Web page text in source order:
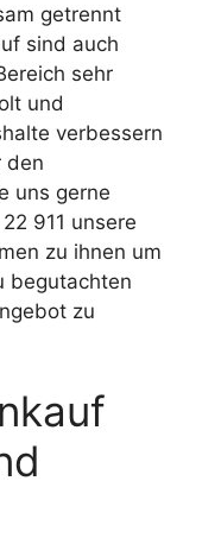
getrennt
sind auch
sehr
und
verbessern
den
uns gerne
911 unsere
zu ihnen um
begutachten
zu